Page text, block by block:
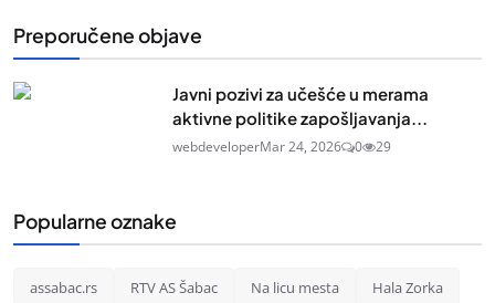
Preporučene objave
Javni pozivi za učešće u merama
aktivne politike zapošljavanja...
webdeveloperMar 24, 2026 0 29
Popularne oznake
assabac.rs RTV AS Šabac Na licu mesta Hala Zorka